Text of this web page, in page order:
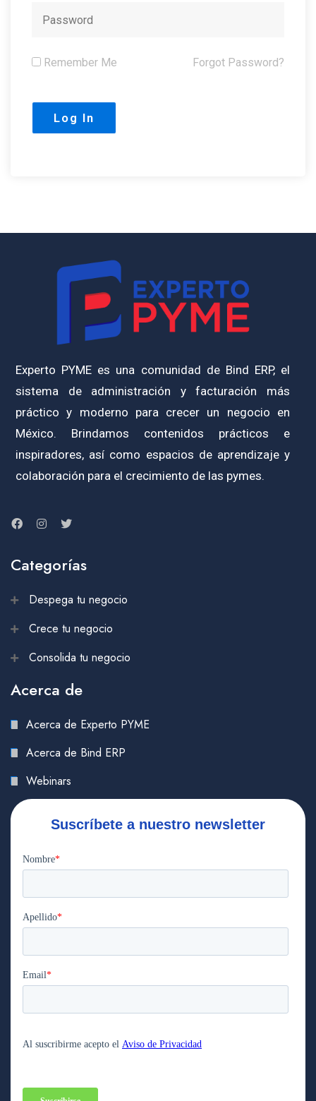
Remember Me Forgot Password?
Experto PYME es una comunidad de Bind ERP, el
sistema de administración y facturación más
práctico y moderno para crecer un negocio en
México. Brindamos contenidos prácticos e
inspiradores, así como espacios de aprendizaje y
colaboración para el crecimiento de las pymes.
Categorías
Despega tu negocio
Crece tu negocio
Consolida tu negocio
Acerca de
Acerca de Experto PYME
Acerca de Bind ERP
Webinars
Suscríbete a nuestro newsletter